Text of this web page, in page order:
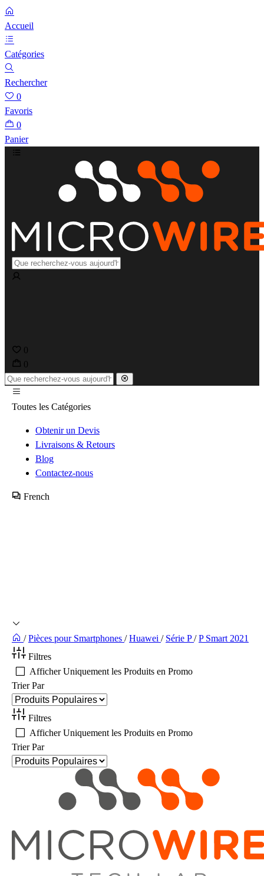
Accueil
Catégories
Rechercher
0
Favoris
0
Panier
0
0
Toutes les Catégories
Obtenir un Devis
Livraisons & Retours
Blog
Contactez-nous
French
/ Pièces pour Smartphones / Huawei / Série P/ P Smart 2021
Filtres
Afficher Uniquement les Produits en Promo
Trier Par
Filtres
Afficher Uniquement les Produits en Promo
Trier Par